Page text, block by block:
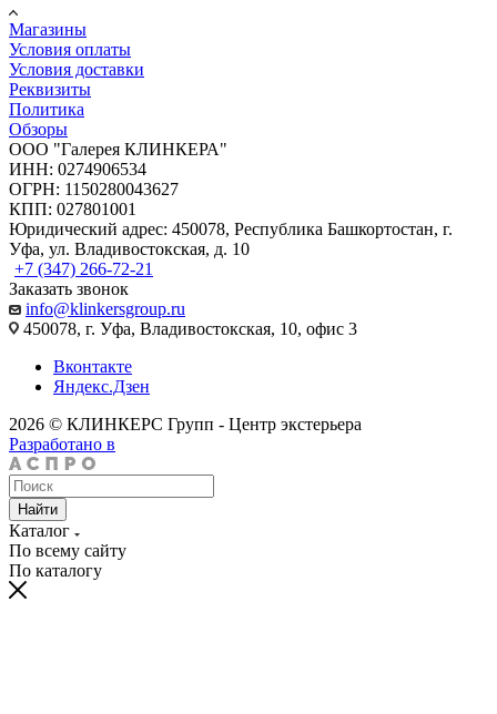
Магазины
Условия оплаты
Условия доставки
Реквизиты
Политика
Обзоры
ООО "Галерея КЛИНКЕРА"
ИНН: 0274906534
ОГРН: 1150280043627
КПП: 027801001
Юридический адрес: 450078, Республика Башкортостан, г.
Уфа, ул. Владивостокская, д. 10
+7 (347) 266-72-21
Заказать звонок
info@klinkersgroup.ru
450078, г. Уфа, Владивостокская, 10, офис 3
Вконтакте
Яндекс.Дзен
2026 © КЛИНКЕРС Групп - Центр экстерьера
Разработано в
Найти
Каталог
По всему сайту
По каталогу